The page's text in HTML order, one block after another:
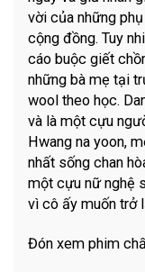
vời của những
cộng đồng. Tuy
cáo buộc giết
những bà mẹ tại
wool theo học.
và là một cựu
Hwang na yoon,
nhất sống chan
một cựu nữ nghệ
vì cô ấy muốn trở
Đón xem phim